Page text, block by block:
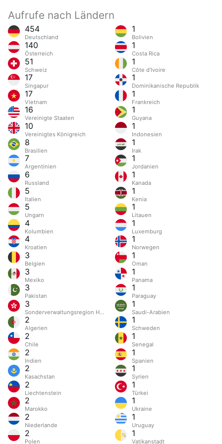
Aufrufe nach Ländern
454
Deutschland
140
Österreich
51
Schweiz
17
Singapur
17
Vietnam
16
Vereinigte Staaten
10
Vereinigtes Königreich
8
Brasilien
7
Argentinien
6
Russland
5
Italien
5
Ungarn
4
Kolumbien
4
Kroatien
3
Belgien
3
Mexiko
3
Pakistan
3
Sonderverwaltungsregion Hongkong
2
Algerien
2
Chile
2
Indien
2
Kasachstan
2
Liechtenstein
2
Marokko
2
Niederlande
2
Polen
1
Bolivien
1
Costa Rica
1
Côte d’Ivoire
1
Dominikanische Republik
1
Frankreich
1
Guyana
1
Indonesien
1
Irak
1
Jordanien
1
Kanada
1
Kenia
1
Litauen
1
Luxemburg
1
Norwegen
1
Oman
1
Panama
1
Paraguay
1
Saudi-Arabien
1
Schweden
1
Senegal
1
Spanien
1
Syrien
1
Türkei
1
Ukraine
1
Uruguay
1
Vatikanstadt